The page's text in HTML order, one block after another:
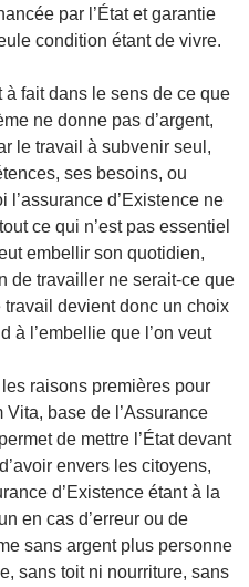
par l’État et garantie
condition étant de vivre.
fait dans le sens de ce que
ne donne pas d’argent,
le travail à subvenir seul,
ses besoins, ou
d’Existence ne
ce qui n’est pas essentiel
embellir son quotidien,
de travailler ne serait-ce que
devient donc un choix
à l’embellie que l’on veut
raisons premières pour
Vita, base de l’Assurance
de mettre l’État devant
envers les citoyens,
d’Existence étant à la
en cas d’erreur ou de
sans argent plus personne
sans toit ni nourriture, sans